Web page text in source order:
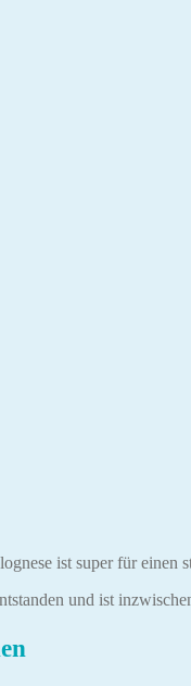
ist super für einen
und ist